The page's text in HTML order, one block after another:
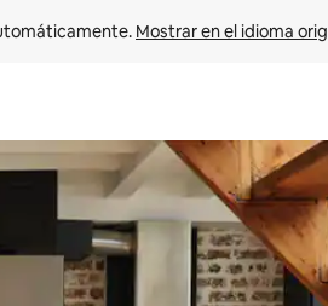
Mostrar en el idioma